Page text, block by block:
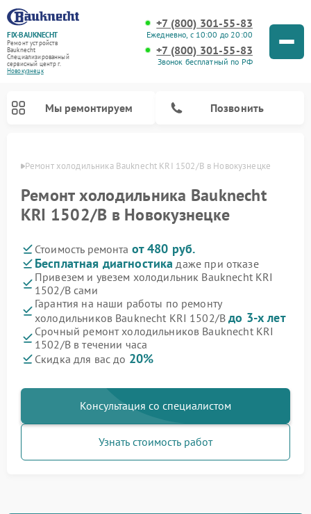
FIX-BAUKNECHT
Ремонт устройств
Bauknecht
Специализированный
cервисный центр г.
Новокузнецк
+7 (800) 301-55-83
Ежедневно, с 10:00 до 20:00
+7 (800) 301-55-83
Звонок бесплатный по РФ
Мы ремонтируем Позвонить
Ремонт холодильника Bauknecht KRI 1502/B в Новокузнецке
Ремонт холодильника Bauknecht
KRI 1502/B в Новокузнецке
Стоимость ремонта от 480 руб.
Бесплатная диагностика даже при отказе
Привезем и увезем холодильник Bauknecht KRI
1502/B сами
Гарантия на наши работы по ремонту
холодильников Bauknecht KRI 1502/Bдо 3-х лет
Срочный ремонт холодильников Bauknecht KRI
1502/B в течении часа
Скидка для вас до 20%
Консультация со специалистом
Узнать стоимость работ